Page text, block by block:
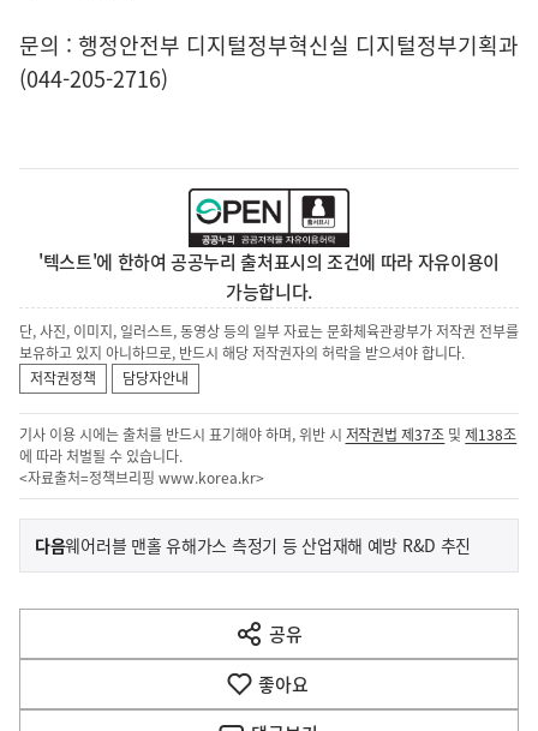
문의 : 행정안전부 디지털정부혁신실 디지털정부기획과
(044-205-2716)
'텍스트'에 한하여 공공누리 출처표시의 조건에 따라 자유이용이
가능합니다.
단, 사진, 이미지, 일러스트, 동영상 등의 일부 자료는 문화체육관광부가 저작권 전부를
보유하고 있지 아니하므로, 반드시 해당 저작권자의 허락을 받으셔야 합니다.
저작권정책
담당자안내
기사 이용 시에는 출처를 반드시 표기해야 하며, 위반 시 저작권법 제37조 및제138조
에 따라 처벌될 수 있습니다.
<자료출처=정책브리핑 www.korea.kr>
이
전
다
음
다음기
사
웨어러블 맨홀 유해가스 측정기 등 산업재해 예방 R&D 추진
공유
열
기
좋아요